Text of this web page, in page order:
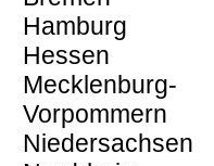
Hamburg
Hessen
Mecklenburg-
Vorpommern
Niedersachsen